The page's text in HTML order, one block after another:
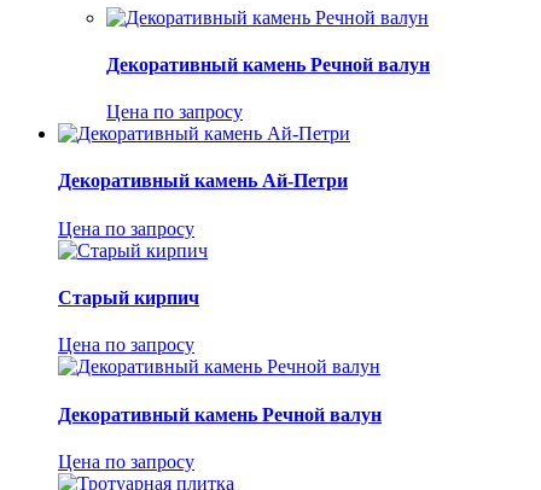
Декоративный камень Речной валун
Цена по запросу
Декоративный камень Ай-Петри
Цена по запросу
Старый кирпич
Цена по запросу
Декоративный камень Речной валун
Цена по запросу